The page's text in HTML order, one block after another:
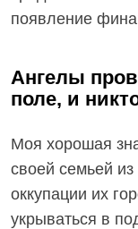
появление
Ангелы
поле, и
Моя хорошая
своей семьей
оккупации их
укрываться в